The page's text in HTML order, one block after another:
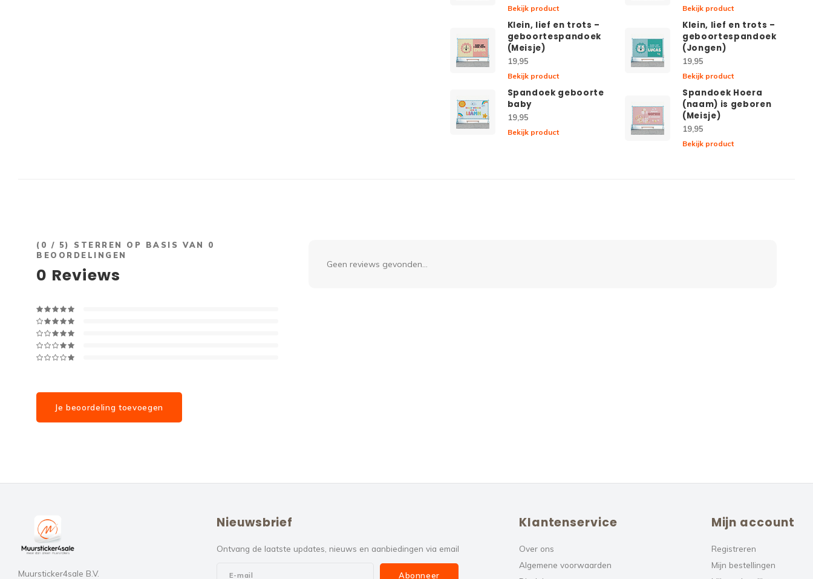
Bekijk product Bekijk product
Klein, lief en trots –
geboortespandoek
(Meisje)
19,95
Bekijk product
Klein, lief en trots –
geboortespandoek
(Jongen)
19,95
Bekijk product
Spandoek geboorte
baby
19,95
Bekijk product
Spandoek Hoera
(naam) is geboren
(Meisje)
19,95
Bekijk product
( 0 / 5) STERREN OP BASIS VAN 0
BEOORDELINGEN
0 Reviews
Je beoordeling toevoegen
Geen reviews gevonden...
Muursticker4sale B.V.
Nieuwsbrief
Ontvang de laatste updates, nieuws en aanbiedingen via email
Abonneer
Klantenservice
Over ons
Algemene voorwaarden
Mijn account
Registreren
Mijn bestellingen